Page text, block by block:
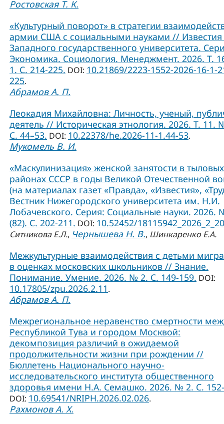
Ростовская Т. К.
«Культурный поворот» в стратегии
армии США с социальными науками //
Западного государственного университета.
Экономика. Социология. Менеджмент. 2026. Т.
1. С. 214-225. DOI: 10.21869/2223-1552-2026-16-1-
225.
Абрамов А. П.
Леокадия Михайловна: Личность, ученый,
деятель // Историческая этнология. 2026. Т. 11.
С. 44–53. DOI: 10.22378/he.2026-11-1.44-53.
Мукомель В. И.
«Маскулинизация» женской занятости в тыловых
районах СССР в годы Великой Отечественной
(на материалах газет «Правда», «Известия»,
Вестник Нижегородского университета им. Н.И.
Лобачевского. Серия: Социальные науки. 2026.
(82). С. 202-211. DOI: 10.52452/
Ситникова Е.Л., Чернышева Н. В., Шинкаренко Е.А.
Межкультурные взаимодействия с детьми
в оценках московских школьников // Знание.
Понимание. Умение. 2026. № 2. С. 149-159. DOI:
10.17805/zpu.2026.2.11.
Абрамов А. П.
Межрегиональное неравенство смертности
Республикой Тува и городом Москвой:
декомпозиция различий в ожидаемой
продолжительности жизни при рождении //
Бюллетень Национального научно-
исследовательского института общественного
здоровья имени Н.А. Семашко. 2026. № 2. С.
DOI: 10.69541/NRIPH.2026.02.026.
Рахмонов А. Х.